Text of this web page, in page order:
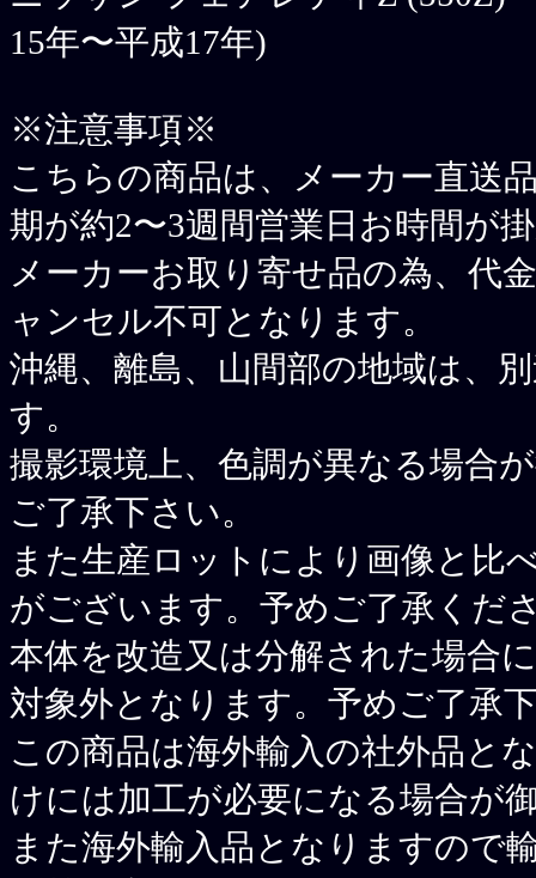
15年〜平成17年)
※注意事項※
こちらの商品は、メーカー直送
期が約2〜3週間営業日お時間が
メーカーお取り寄せ品の為、代
ャンセル不可となります。
沖縄、離島、山間部の地域は、
す。
撮影環境上、色調が異なる場合
ご了承下さい。
また生産ロットにより画像と比
がございます。予めご了承くだ
本体を改造又は分解された場合
対象外となります。予めご了承
この商品は海外輸入の社外品と
けには加工が必要になる場合が
また海外輸入品となりますので